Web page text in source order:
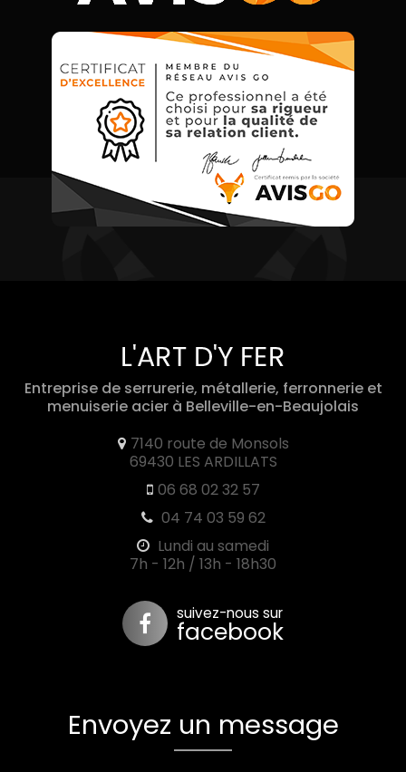
Entreprise de serrurerie, métallerie, ferronnerie et
menuiserie acier à Belleville-en-Beaujolais
7140 route de Monsols
69430 LES ARDILLATS
06 68 02 32 57
04 74 03 59 62
Lundi au samedi
7h - 12h / 13h - 18h30
suivez-nous sur
facebook
Envoyez un message